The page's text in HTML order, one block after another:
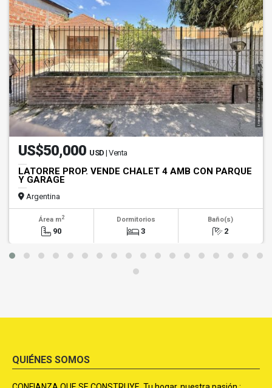
US$50,000 USD | Venta
LATORRE PROP. VENDE CHALET 4 AMB CON PARQUE
Y GARAGE
Argentina
Área m2
90
Dormitorios
3
Baño(s)
2
QUIÉNES SOMOS